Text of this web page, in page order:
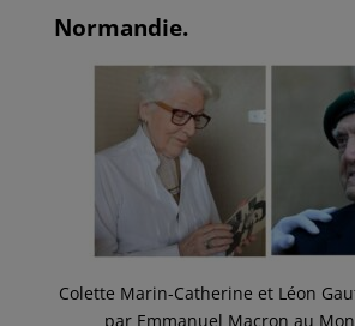
Normandie.
Colette Marin-Catherine et Léon
par Emmanuel Macron au